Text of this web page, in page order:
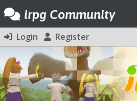
irpg Community
Login Register